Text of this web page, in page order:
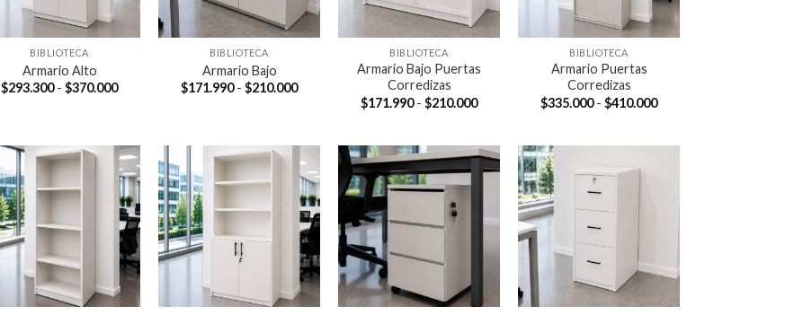
BIBLIOTECA
Armario Alto
$293.300 - $370.000Rango
hasta
$370.000
BIBLIOTECA
Armario Bajo
$171.990 - $210.000Rango
hasta
$210.000
BIBLIOTECA
Armario Bajo Puertas
Corredizas
$171.990 - $210.000Rango
$171.990
hasta
$210.000
BIBLIOTECA
Armario Puertas
Corredizas
$335.000 - $410.000Rango